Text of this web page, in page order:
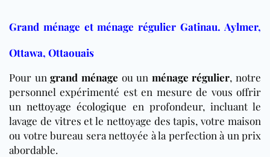
Grand ménage et ménage régulier Gatinau. Aylmer,
Ottawa, Ottaouais
Pour ungrand ménage ou un ménage régulier, notre
personnel expérimenté est en mesure de vous offrir
unnettoyage écologique en profondeur, incluant le
lavage de vitres et le nettoyage des tapis, votre maison
ou votre bureau sera nettoyée à la perfection à un prix
abordable.